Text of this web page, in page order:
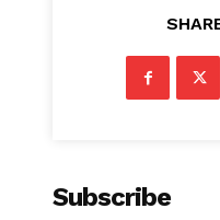
Subscribe